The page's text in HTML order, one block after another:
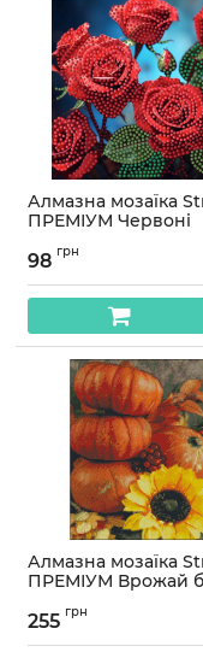
Алмазна мозаїка
ПРЕМІУМ Червоні
основі розміром
Артикул:ZAV1818-24
98 грн
Алмазна мозаїка
ПРЕМІУМ Врожай
40х50 см (ZAV4050-
Артикул:ZAV4050-33
255 грн